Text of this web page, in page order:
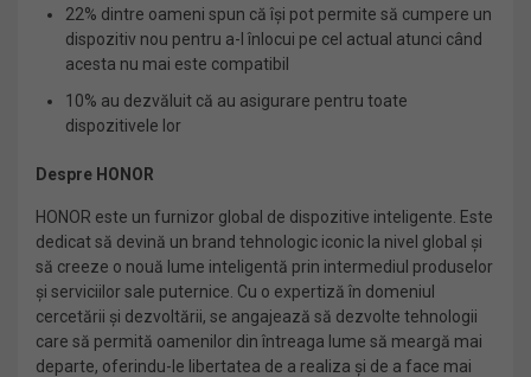
22% dintre oameni spun că își pot permite să cumpere un
dispozitiv nou pentru a-l înlocui pe cel actual atunci când
acesta nu mai este compatibil
10% au dezvăluit că au asigurare pentru toate
dispozitivele lor
Despre HONOR
HONOR este un furnizor global de dispozitive inteligente. Este
dedicat să devină un brand tehnologic iconic la nivel global și
să creeze o nouă lume inteligentă prin intermediul produselor
și serviciilor sale puternice. Cu o expertiză în domeniul
cercetării și dezvoltării, se angajează să dezvolte tehnologii
care să permită oamenilor din întreaga lume să meargă mai
departe, oferindu-le libertatea de a realiza și de a face mai